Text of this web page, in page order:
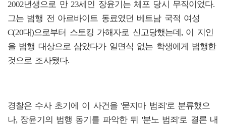
2002년생으로 만 23세인 장윤기는 체포 당시 무직이었다.
그는 범행 전 아르바이트 동료였던 베트남 국적 여성
C(20대)으로부터 스토킹 가해자로 신고당했는데, 이 지인
을 범행 대상으로 삼았다가 일면식 없는 학생에게 범행한
것으로 조사됐다.
경찰은 수사 초기에 이 사건을 '묻지마 범죄'로 분류했으
나, 장윤기의 범행 동기를 파악한 뒤 '분노 범죄'로 결론 내